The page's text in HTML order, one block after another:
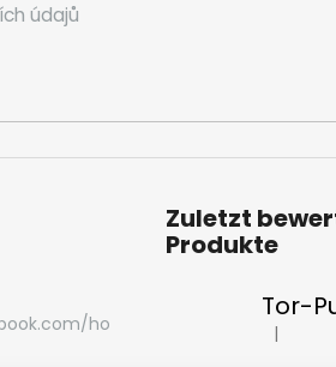
údajů
ho
Zuletzt
Produkte
Tor-
Die
|